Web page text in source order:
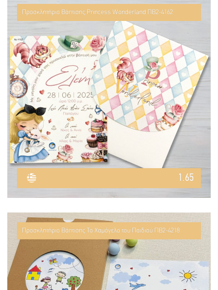
Προσκλητήριο Βάπτισης Princess Wonderland ΠΒ2-4162
1.65
Προσκλητήριο Βάπτισης Το Χαμόγελο του Παιδιού ΠΒ2-4218